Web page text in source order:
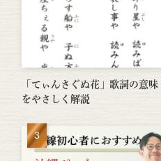
「てぃんさぐぬ花」歌詞の意
をやさしく解説